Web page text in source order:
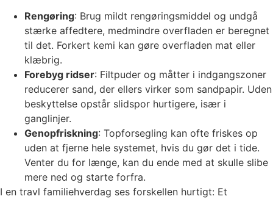
Rengøring: Brug mildt rengøringsmiddel og undgå
stærke affedtere, medmindre overfladen er beregnet
til det. Forkert kemi kan gøre overfladen mat eller
klæbrig.
Forebyg ridser: Filtpuder og måtter i indgangszoner
reducerer sand, der ellers virker som sandpapir. Uden
beskyttelse opstår slidspor hurtigere, især i
ganglinjer.
Genopfriskning: Topforsegling kan ofte friskes op
uden at fjerne hele systemet, hvis du gør det i tide.
Venter du for længe, kan du ende med at skulle slibe
mere ned og starte forfra.
I en travl familiehverdag ses forskellen hurtigt: Et